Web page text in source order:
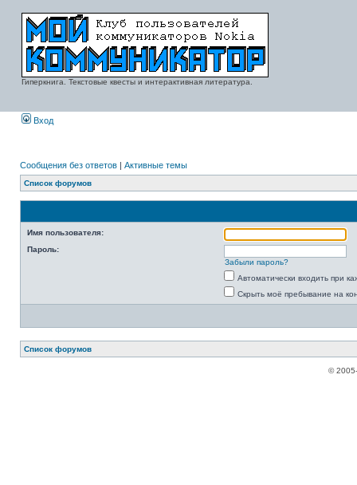
Гиперкнига. Текстовые квесты и интерактивная литература.
Вход
Сообщения без ответов | Активные темы
Список форумов
Имя пользователя:
Пароль:
Забыли пароль?
Автоматически входить при
Скрыть моё пребывание на
Список форумов
©